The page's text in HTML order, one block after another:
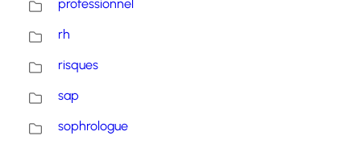
professionnel
rh
risques
sap
sophrologue